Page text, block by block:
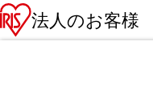
法人のお客様